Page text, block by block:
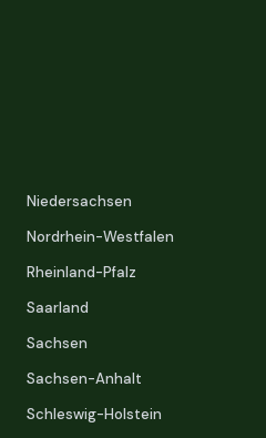
Niedersachsen
Nordrhein-Westfalen
Rheinland-Pfalz
Saarland
Sachsen
Sachsen-Anhalt
Schleswig-Holstein